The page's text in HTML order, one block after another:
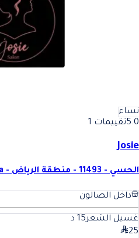
نساء
5.0تقييمات 1
Josie
الحسي - 11493 - منطقة الرياض - Saudi Arabia
داخل الصالون
غسيل الشعر15 د
25